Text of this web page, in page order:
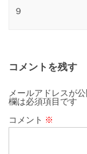
９
コメントを残す
メールアドレスが
欄は必須項目です
コメント ※